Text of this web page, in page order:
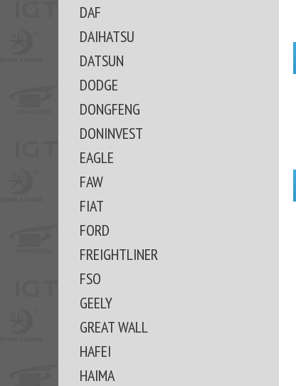
DAF
DAIHATSU
DATSUN
DODGE
DONGFENG
DONINVEST
EAGLE
FAW
FIAT
FORD
FREIGHTLINER
FSO
GEELY
GREAT WALL
HAFEI
HAIMA